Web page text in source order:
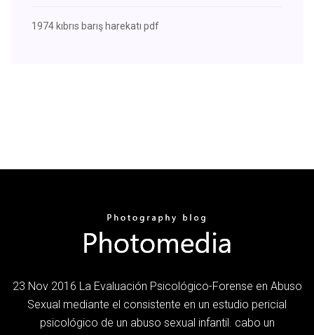
1974 kıbrıs barış harekatı pdf
23 Nov 2016 La Evaluación Psicológico-Forense en Abuso
Sexual mediante el consistente en un estudio pericial
psicológico de un abuso sexual infantil. cabo un